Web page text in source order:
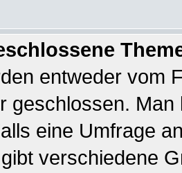
entweder vom
geschlossen.
eine Umfrage
verschiedene